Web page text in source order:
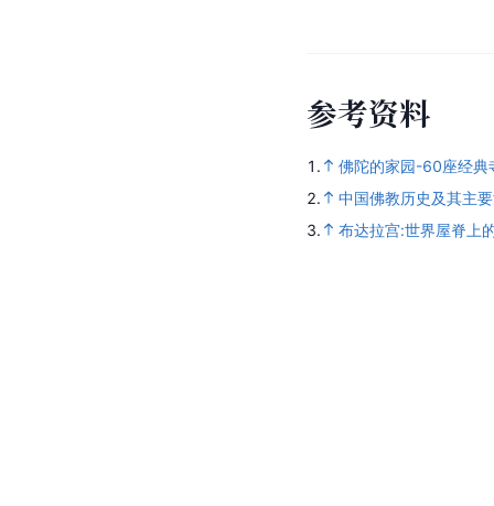
参考资料
1.
佛陀的家园-60座经典
2.
中国佛教历史及其主
3.
布达拉宫:世界屋脊上